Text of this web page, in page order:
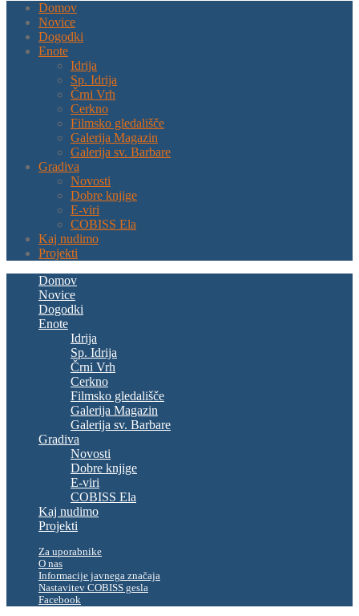
Domov
Novice
Dogodki
Enote
Idrija
Sp. Idrija
Črni Vrh
Cerkno
Filmsko gledališče
Galerija Magazin
Galerija sv. Barbare
Gradiva
Novosti
Dobre knjige
E-viri
COBISS Ela
Kaj nudimo
Projekti
Domov
Novice
Dogodki
Enote
Idrija
Sp. Idrija
Črni Vrh
Cerkno
Filmsko gledališče
Galerija Magazin
Galerija sv. Barbare
Gradiva
Novosti
Dobre knjige
E-viri
COBISS Ela
Kaj nudimo
Projekti
Za uporabnike
O nas
Informacije javnega značaja
Nastavitev COBISS gesla
Facebook